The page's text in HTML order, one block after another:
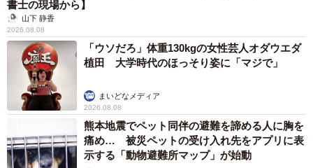
書士の現場から】
山下 静香
2026.08.08
「ウソだろ」体重130kgの女性芸人オダウエダ
植田 大学時代のほっそり姿に「マジで」
まいどなメディア
2026.08.08
熊本地震でペット同伴の避難を諦める人に胸を
痛め… 被災ペットの受け入れ先をアプリに表
示する「動物避難所マップ」が始動